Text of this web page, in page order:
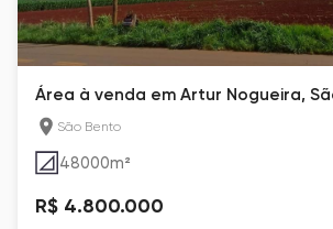
Área à venda em Artur Nogueira,
São Bento
48000m²
R$ 4.800.000